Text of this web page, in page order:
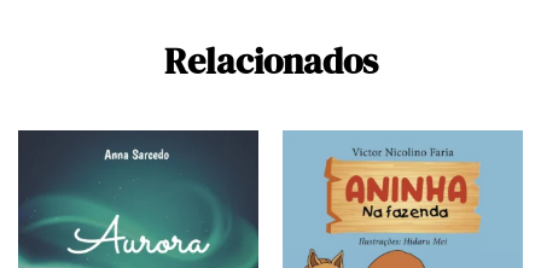
Relacionados